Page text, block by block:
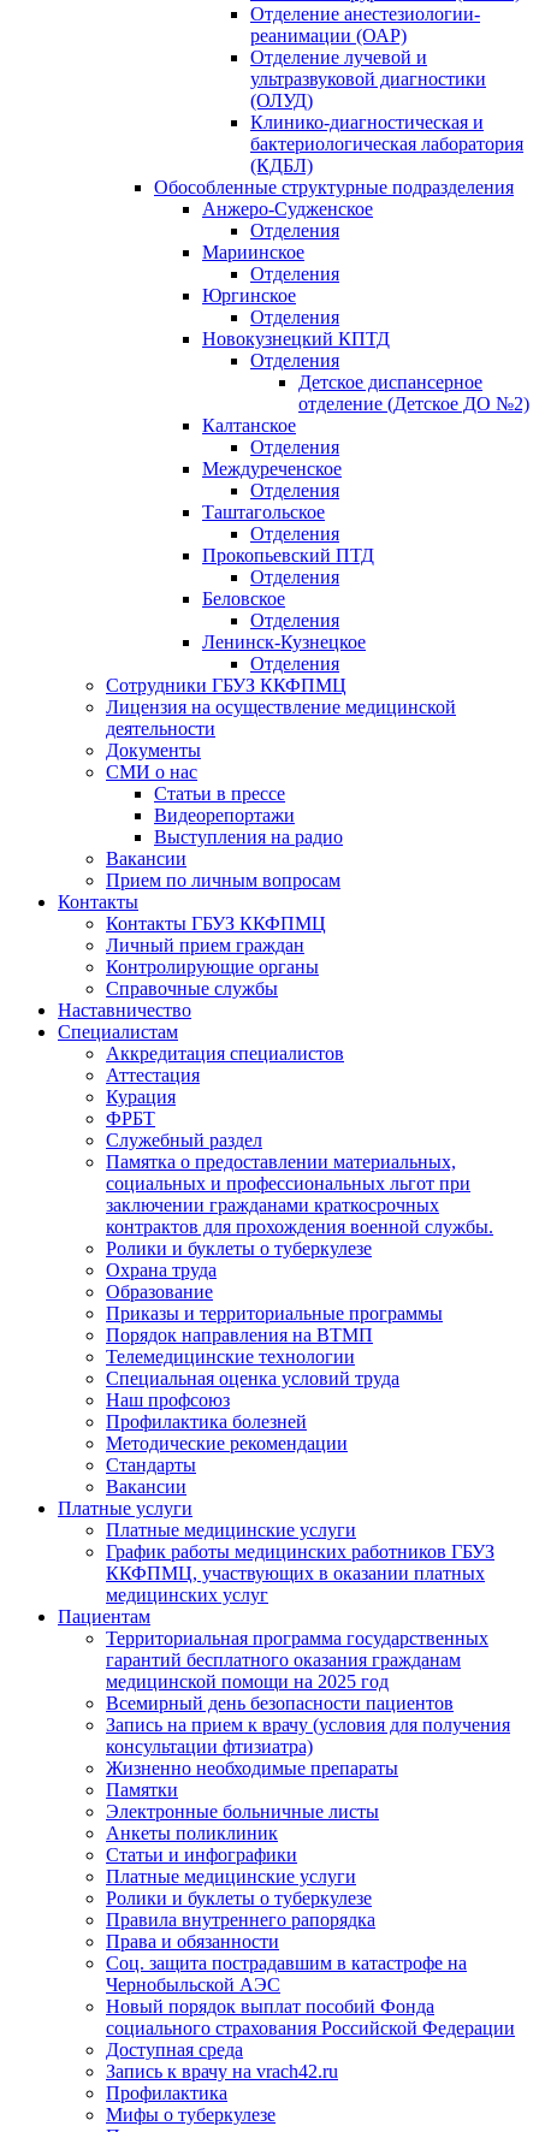
Отделение анестезиологии-
реанимации (ОАР)
Отделение лучевой и
ультразвуковой диагностики
(ОЛУД)
Клинико-диагностическая и
бактериологическая лаборатория
(КДБЛ)
Обособленные структурные подразделения
Анжеро-Судженское
Отделения
Мариинское
Отделения
Юргинское
Отделения
Новокузнецкий КПТД
Отделения
Детское диспансерное
отделение (Детское ДО №2)
Калтанское
Отделения
Междуреченское
Отделения
Таштагольское
Отделения
Прокопьевский ПТД
Отделения
Беловское
Отделения
Ленинск-Кузнецкое
Отделения
Сотрудники ГБУЗ ККФПМЦ
Лицензия на осуществление медицинской
деятельности
Документы
СМИ о нас
Статьи в прессе
Видеорепортажи
Выступления на радио
Вакансии
Прием по личным вопросам
Контакты
Контакты ГБУЗ ККФПМЦ
Личный прием граждан
Контролирующие органы
Справочные службы
Наставничество
Специалистам
Аккредитация специалистов
Аттестация
Курация
ФРБТ
Служебный раздел
Памятка о предоставлении материальных,
социальных и профессиональных льгот при
заключении гражданами краткосрочных
контрактов для прохождения военной службы.
Ролики и буклеты о туберкулезе
Охрана труда
Образование
Приказы и территориальные программы
Порядок направления на ВТМП
Телемедицинские технологии
Специальная оценка условий труда
Наш профсоюз
Профилактика болезней
Методические рекомендации
Стандарты
Вакансии
Платные услуги
Платные медицинские услуги
График работы медицинских работников ГБУЗ
ККФПМЦ, участвующих в оказании платных
медицинских услуг
Пациентам
Территориальная программа государственных
гарантий бесплатного оказания гражданам
медицинской помощи на 2025 год
Всемирный день безопасности пациентов
Запись на прием к врачу (условия для получения
консультации фтизиатра)
Жизненно необходимые препараты
Памятки
Электронные больничные листы
Анкеты поликлиник
Статьи и инфографики
Платные медицинские услуги
Ролики и буклеты о туберкулезе
Правила внутреннего рапорядка
Права и обязанности
Соц. защита пострадавшим в катастрофе на
Чернобыльской АЭС
Новый порядок выплат пособий Фонда
социального страхования Российской Федерации
Доступная среда
Запись к врачу на vrach42.ru
Профилактика
Мифы о туберкулезе